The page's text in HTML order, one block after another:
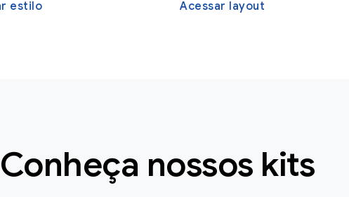
estilo Acessar layout
Conheça nossos kits